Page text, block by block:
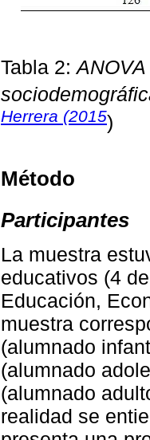
Tabla 2:
Herrera (2015)
Método
Participantes
La muestra
educativos (4
Educación,
muestra
(alumnado
(alumnado
(alumnado
realidad se